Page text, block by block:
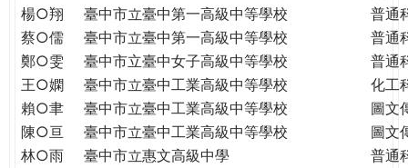
楊○翔
臺中市立臺中第一高級中等學校
普通
蔡○儒
臺中市立臺中第一高級中等學校
普通
鄭○雯
臺中市立臺中女子高級中等學校
普通
王○嫻
臺中市立臺中工業高級中等學校
化工
賴○聿
臺中市立臺中工業高級中等學校
圖文
陳○亘
臺中市立臺中工業高級中等學校
圖文
林○雨
臺中市立惠文高級中學
普通